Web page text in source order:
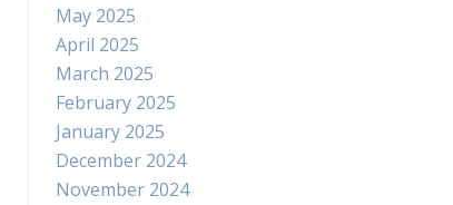
May 2025
April 2025
March 2025
February 2025
January 2025
December 2024
November 2024